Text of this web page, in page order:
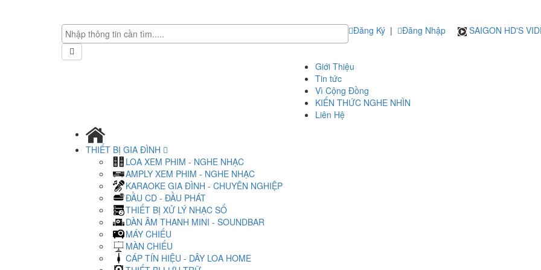
Đăng Ký | Đăng Nhập SAIGON HD'S
Giới Thiệu
Tin tức
Vì Cộng Đồng
KIẾN THỨC NGHE NHÌN
Liên Hệ
THIẾT BỊ GIA ĐÌNH
LOA XEM PHIM - NGHE NHẠC
AMPLY XEM PHIM - NGHE NHẠC
KARAOKE GIA ĐÌNH - CHUYÊN NGHIỆP
ĐẦU CD - ĐẦU PHÁT
THIẾT BỊ XỬ LÝ NHẠC SỐ
DÀN ÂM THANH MINI - SOUNDBAR
MÁY CHIẾU
MÀN CHIẾU
CÁP TÍN HIỆU - DÂY LOA HOME